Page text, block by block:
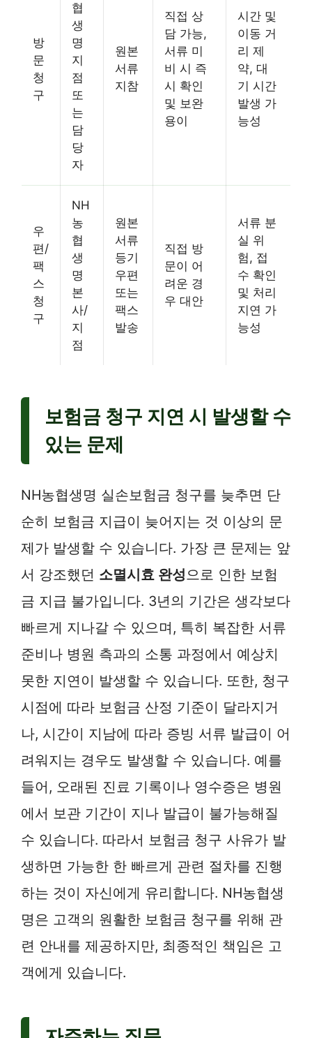
방
문
청
구
협
생
명
지
점
또
는
담
당
자
원본
서류
지참
직접 상
담 가능,
서류 미
비 시 즉
시 확인
및 보완
용이
시간 및
이동 거
리 제
약, 대
기 시간
발생 가
능성
우
편/
팩
스
청
구
NH
농
협
생
명
본
사/
지
점
원본
서류
등기
우편
또는
팩스
발송
직접 방
문이 어
려운 경
우 대안
서류 분
실 위
험, 접
수 확인
및 처리
지연 가
능성
보험금 청구 지연 시 발생할 수
있는 문제
NH농협생명 실손보험금 청구를 늦추면 단
순히 보험금 지급이 늦어지는 것 이상의 문
제가 발생할 수 있습니다. 가장 큰 문제는 앞
서 강조했던 소멸시효 완성으로 인한 보험
금 지급 불가입니다. 3년의 기간은 생각보다
빠르게 지나갈 수 있으며, 특히 복잡한 서류
준비나 병원 측과의 소통 과정에서 예상치
못한 지연이 발생할 수 있습니다. 또한, 청구
시점에 따라 보험금 산정 기준이 달라지거
나, 시간이 지남에 따라 증빙 서류 발급이 어
려워지는 경우도 발생할 수 있습니다. 예를
들어, 오래된 진료 기록이나 영수증은 병원
에서 보관 기간이 지나 발급이 불가능해질
수 있습니다. 따라서 보험금 청구 사유가 발
생하면 가능한 한 빠르게 관련 절차를 진행
하는 것이 자신에게 유리합니다. NH농협생
명은 고객의 원활한 보험금 청구를 위해 관
련 안내를 제공하지만, 최종적인 책임은 고
객에게 있습니다.